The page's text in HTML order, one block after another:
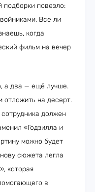
подборки повезло:
Все ли
когда
фильм на вечер
а два — ещё лучше.
отложить на десерт.
должен
«Годзилла и
можно будет
сюжета легла
которая
в